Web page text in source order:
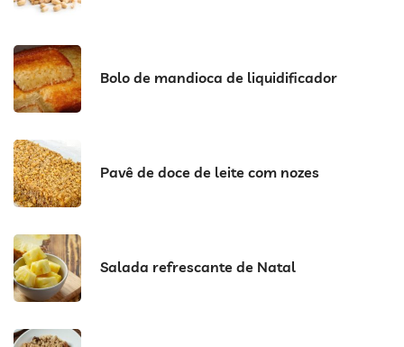
Bolo de mandioca de liquidificador
Pavê de doce de leite com nozes
Salada refrescante de Natal